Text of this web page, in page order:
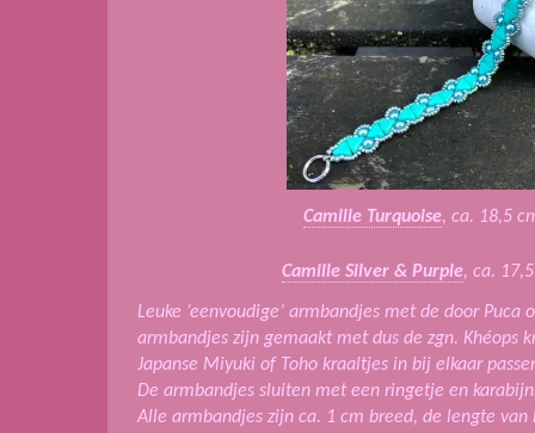
Camille Turquoise, ca. 18,5
Camille Silver & Purple, ca.
Leuke ‘eenvoudige’ armbandjes met de door Puca
armbandjes zijn gemaakt met dus de zgn. Khéops
Japanse Miyuki of Toho kraaltjes in bij elkaar
De armbandjes sluiten met een ringetje en
Alle armbandjes zijn ca. 1 cm breed, de lengte